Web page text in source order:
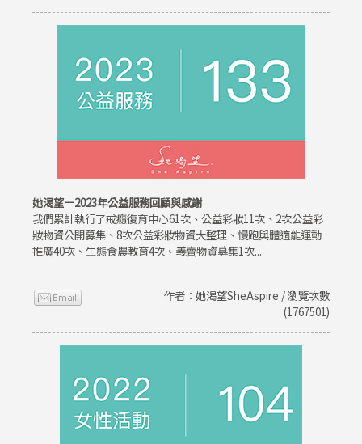
她渴望－2023年公益服務回顧與感謝
我們累計執行了戒癮復育中心61次、公益彩妝11次、2次公益彩
妝物資公開募集、8次公益彩妝物資大整理、慢跑與體適能運動
推廣40次、生態食農教育4次、義賣物資募集1次...
作者：她渴望SheAspire / 瀏覽次數
(1767501)